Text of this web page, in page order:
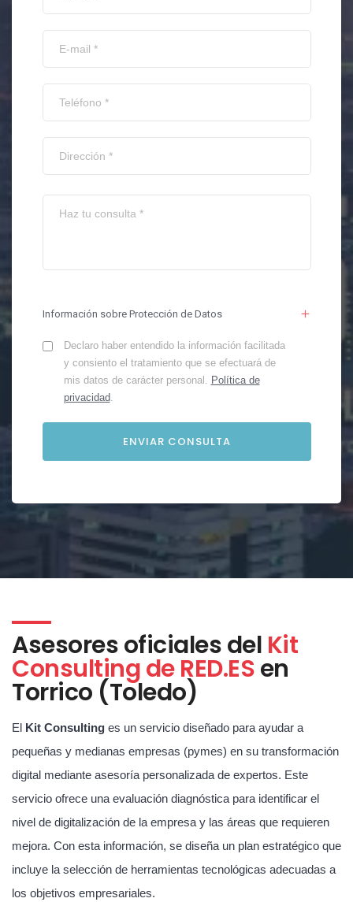
Información sobre Protección de Datos
Declaro haber entendido la información facilitada
y consiento el tratamiento que se efectuará de
mis datos de carácter personal. Política de
privacidad.
Asesores oficiales del Kit
Consulting de RED.ESen
Torrico (Toledo)
El Kit Consulting es un servicio diseñado para ayudar a
pequeñas y medianas empresas (pymes) en su transformación
digital mediante asesoría personalizada de expertos. Este
servicio ofrece una evaluación diagnóstica para identificar el
nivel de digitalización de la empresa y las áreas que requieren
mejora. Con esta información, se diseña un plan estratégico que
incluye la selección de herramientas tecnológicas adecuadas a
los objetivos empresariales.